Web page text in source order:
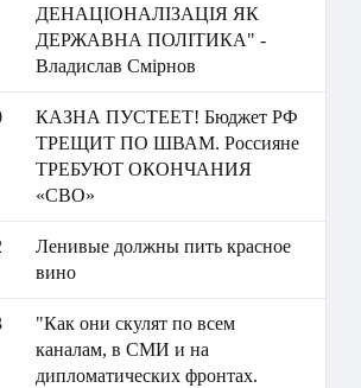
ДЕНАЦІОНАЛІЗАЦІЯ ЯК
ДЕРЖАВНА ПОЛІТИКА" -
Владислав Смірнов
КАЗНА ПУСТЕЕТ! Бюджет РФ
ТРЕЩИТ ПО ШВАМ. Россияне
ТРЕБУЮТ ОКОНЧАНИЯ
«СВО»
Ленивые должны пить красное
вино
"Как они скулят по всем
каналам, в СМИ и на
дипломатических фронтах.